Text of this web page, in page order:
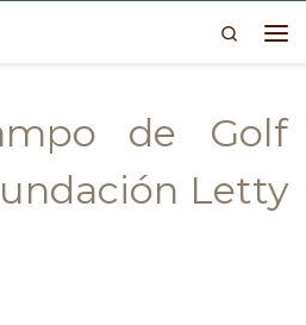
Search
de Golf
Letty